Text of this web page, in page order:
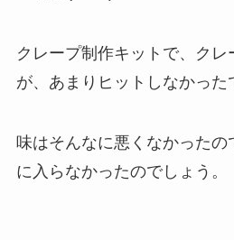
クレープ制作キットで、ク
が、あまりヒットしなかった
味はそんなに悪くなかったの
に入らなかったのでしょう。